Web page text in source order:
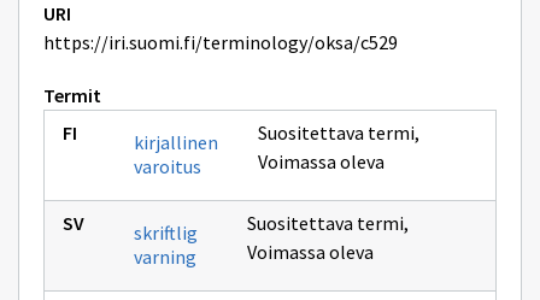
URI
https://iri.suomi.fi/terminology/oksa/c529
Termit
kirjallinen
varoitus
Suositettava termi,
Voimassa oleva
skriftlig
varning
Suositettava termi,
Voimassa oleva